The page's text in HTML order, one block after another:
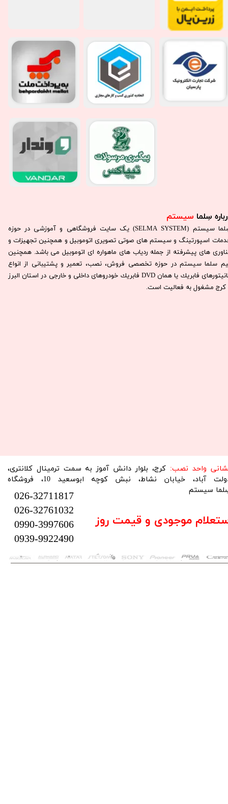
سِلما سیستم​​​​​​​
سِلما سيستم (SELMA SYSTEM) یک سایت فروشگاهی و آموزشی در حوزه
اسپورتینگ و سیستم های صوتی تصویری اتوموبیل و همچنین تجهیزات و
های پیشرفته از جمله ردیاب های ماهواره ای اتوموبیل می باشد. همچنين
سلما سيستم در حوزه تخصصی فروش، نصب، تعمير و پشتيبانی از انواع
مانيتورهای فابريك يا همان DVD فابريك خودروهای داخلی و خارجی در استان البرز
كرج مشغول به فعاليت است.​​​​​​​
تمام حقوق این سایت متعلق به فروشگاه سلما سیستم می‌باشد.
واحد نصب: کرج، بلوار دانش آموز به سمت ترمینال کلانتری،
دولت آباد، خیابان نشاط، نبش کوچه ابوسعید 10، فروشگاه
سیستم​​​​​​​
026-32711817
026-32761032
0990-3997606
0939-9922490
موجودی و قیمت روز